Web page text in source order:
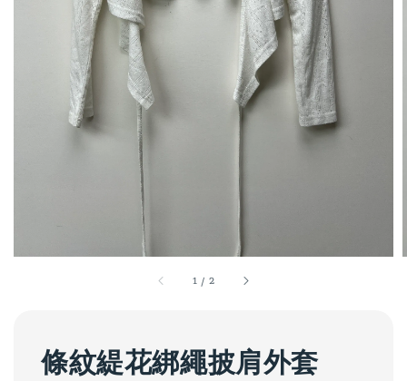
1 / 2
條紋緹花綁繩披肩外套